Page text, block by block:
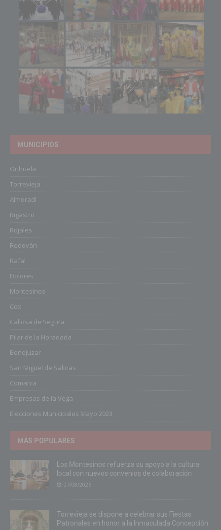
MUNICIPIOS
Orihuela
Torrevieja
Almoradí
Bigastro
Rojales
Redován
Rafal
Dolores
Montesinos
Cox
Callosa de Segura
Pilar de la Horadada
Benejuzar
San Miguel de Salinas
Comarca
Empresas de la Vega
Elecciones Municipales Mayo 2023
MÁS POPULARES
Los Montesinos refuerza su apoyo a la cultura
local con nuevos convenios de colaboración
07/08/2026
Torrevieja se dispone a celebrar sus Fiestas
Patronales en honor a la Inmaculada Concepción